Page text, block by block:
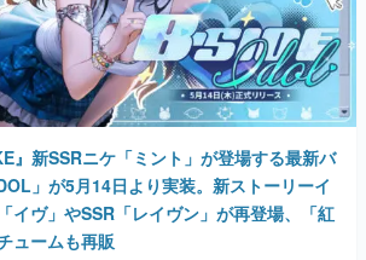
』新SSRニケ「ミント」が登場する最新バ
」が5月14日より実装。新ストーリーイ
イヴ」やSSR「レイヴン」が再登場、「紅
ュームも再販